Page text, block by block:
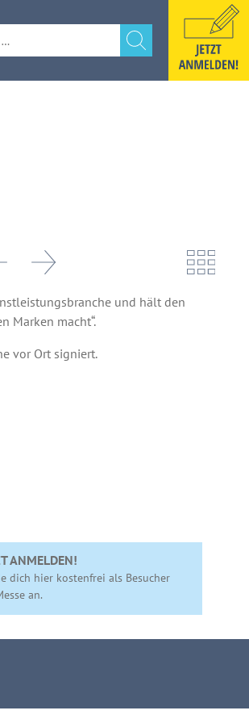
und hält den
Marken macht“.
vor Ort signiert.
ANMELDEN!
dich hier kostenfrei als Besucher
an.